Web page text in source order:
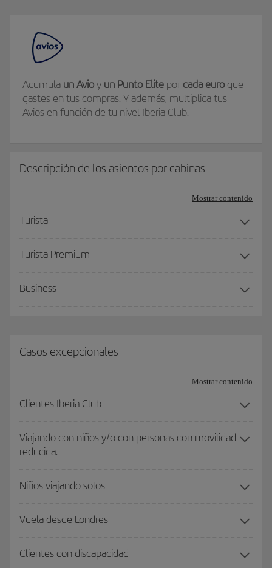
Acumula un Avioy un Punto Elite por cada euro que
gastes en tus compras. Y además, multiplica tus
Avios en función de tu nivel Iberia Club.
Descripción de los asientos por cabinas
Mostrar contenido
Turista
Turista Premium
Business
Casos excepcionales
Mostrar contenido
Clientes Iberia Club
Viajando con niños y/o con personas con movilidad
reducida.
Niños viajando solos
Vuela desde Londres
Clientes con discapacidad